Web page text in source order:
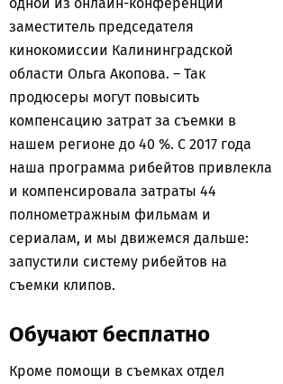
заместитель председателя
кинокомиссии Калининградской
области Ольга Акопова. – Так
продюсеры могут повысить
компенсацию затрат за съемки в
нашем регионе до 40 %. С 2017 года
наша программа рибейтов привлекла
и компенсировала затраты 44
полнометражным фильмам и
сериалам, и мы движемся дальше:
запустили систему рибейтов на
съемки клипов.
Обучают бесплатно
Кроме помощи в съемках отдел